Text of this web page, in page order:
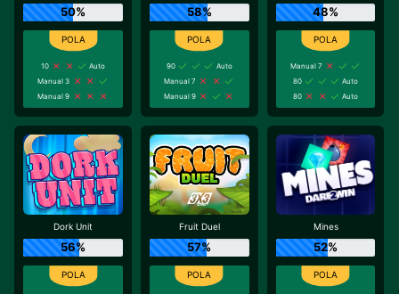
50%
10
Auto
Manual 3
Manual 9
58%
90
Auto
Manual 7
Manual 9
48%
Manual 7
80
Auto
80
Auto
Dork Unit
56%
Fruit Duel
57%
Mines
52%